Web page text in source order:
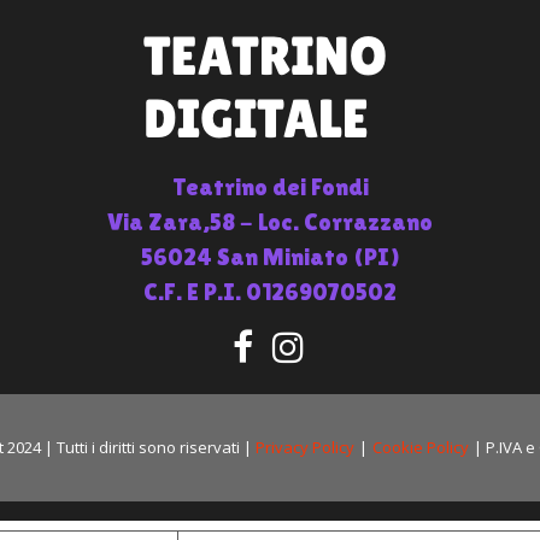
Teatrino dei Fondi
Via Zara,58 - Loc. Corrazzano
56024 San Miniato (PI)
C.F. E P.I. 01269070502
| Tutti i diritti sono riservati | Privacy Policy | Cookie Policy | P.IVA